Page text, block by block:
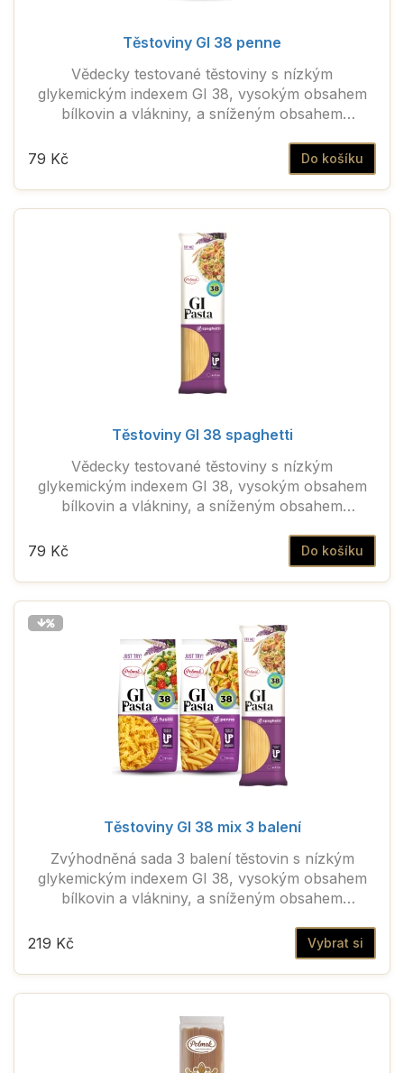
Těstoviny GI 38 penne
Vědecky testované těstoviny s nízkým
glykemickým indexem GI 38, vysokým obsahem
bílkovin a vlákniny, a sníženým obsahem
Do košíku
79 Kč
Těstoviny GI 38 spaghetti
Vědecky testované těstoviny s nízkým
glykemickým indexem GI 38, vysokým obsahem
bílkovin a vlákniny, a sníženým obsahem
Do košíku
79 Kč
Těstoviny GI 38 mix 3 balení
Zvýhodněná sada 3 balení těstovin s nízkým
glykemickým indexem GI 38, vysokým obsahem
bílkovin a vlákniny, a sníženým obsahem
Vybrat si
219 Kč